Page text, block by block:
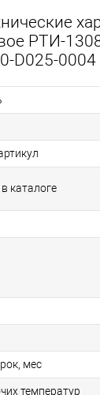
РТИ-
D025-0004
каталоге
мес
температур